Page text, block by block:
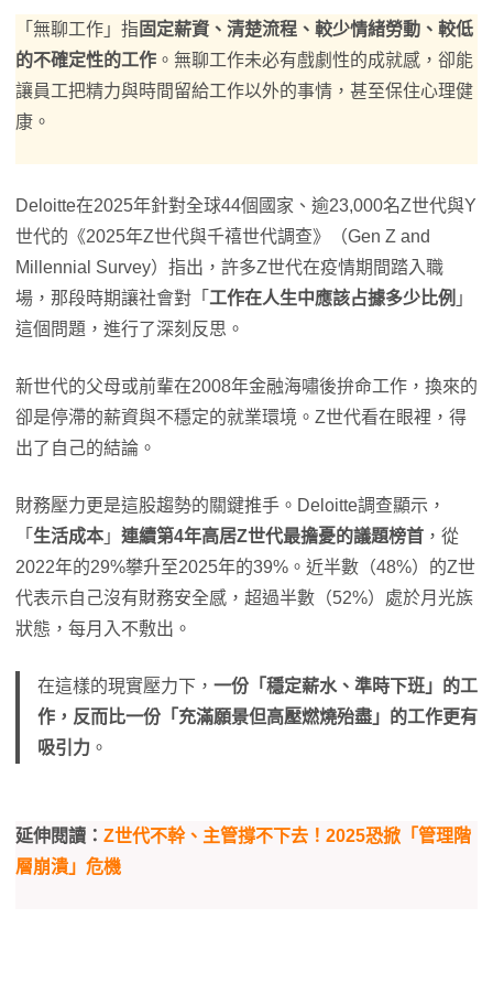
「無聊工作」指固定薪資、清楚流程、較少情緒勞動、較低
的不確定性的工作 。無聊工作未必有戲劇性的成就感，卻能
讓員工把精力與時間留給工作以外的事情，甚至保住心理健
康。
Deloitte在2025年針對全球44個國家、逾23,000名Z世代與Y
世代的《2025年Z世代與千禧世代調查》（Gen Z and
Millennial Survey）指出，許多Z世代在疫情期間踏入職
場，那段時期讓社會對「 工作在人生中應該占據多少比例 」
這個問題，進行了深刻反思。
新世代的父母或前輩在2008年金融海嘯後拚命工作，換來的
卻是停滯的薪資與不穩定的就業環境。Z世代看在眼裡，得
出了自己的結論。
財務壓力更是這股趨勢的關鍵推手。Deloitte調查顯示，
「 生活成本 」 連續第4年高居Z世代最擔憂的議題榜首 ，從
2022年的29%攀升至2025年的39%。近半數（48%）的Z世
代表示自己沒有財務安全感，超過半數（52%）處於月光族
狀態，每月入不敷出。
在這樣的現實壓力下， 一份「穩定薪水、準時下班」的工
作，反而比一份「充滿願景但高壓燃燒殆盡」的工作更有
吸引力 。
延伸閱讀： Z世代不幹、主管撐不下去！2025恐掀「管理階
層崩潰」危機